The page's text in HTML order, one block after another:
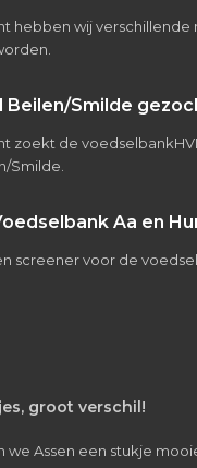
hebben wij
Beilen/Smilde
zoekt de
Smilde.
Aa en
screener voor de
groot verschil!
we Assen een stukje